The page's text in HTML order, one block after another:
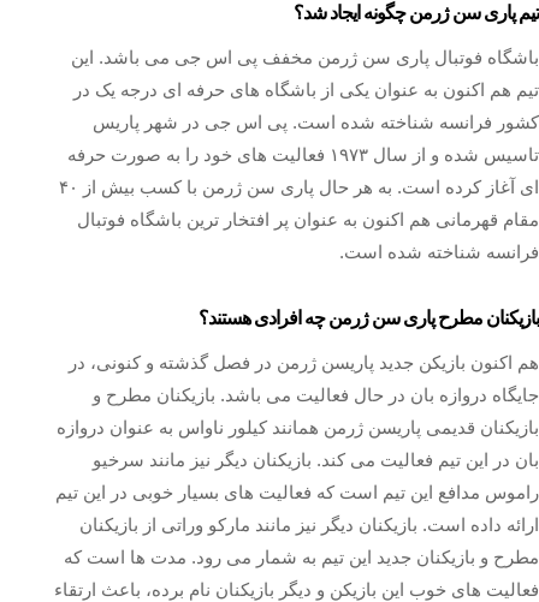
تیم پاری سن ژرمن چگونه ایجاد شد؟
باشگاه فوتبال پاری سن ژرمن مخفف پی اس جی می باشد. این
تیم هم اکنون به عنوان یکی از باشگاه های حرفه ای درجه یک در
کشور فرانسه شناخته شده است. پی اس جی در شهر پاریس
تاسیس شده و از سال ۱۹۷۳ فعالیت های خود را به صورت حرفه
ای آغاز کرده است. به هر حال پاری سن ژرمن با کسب بیش از ۴۰
مقام قهرمانی هم اکنون به عنوان پر افتخار ترین باشگاه فوتبال
فرانسه شناخته شده است.
بازیکنان مطرح پاری سن ژرمن چه افرادی هستند؟
هم اکنون بازیکن جدید پاریسن ژرمن در فصل گذشته و کنونی، در
جایگاه دروازه بان در حال فعالیت می باشد. بازیکنان مطرح و
بازیکنان قدیمی پاریسن ژرمن همانند کیلور ناواس به عنوان دروازه‌
بان در این تیم فعالیت می‌ کند. بازیکنان دیگر نیز مانند سرخیو
راموس مدافع این تیم است که فعالیت‌ های بسیار خوبی در این تیم
ارائه داده است. بازیکنان دیگر نیز مانند مارکو وراتی از بازیکنان
مطرح و بازیکنان جدید این تیم به شمار می‌ رود. مدت ها است که
فعالیت‌ های خوب این بازیکن و دیگر بازیکنان نام برده، باعث ارتقاء